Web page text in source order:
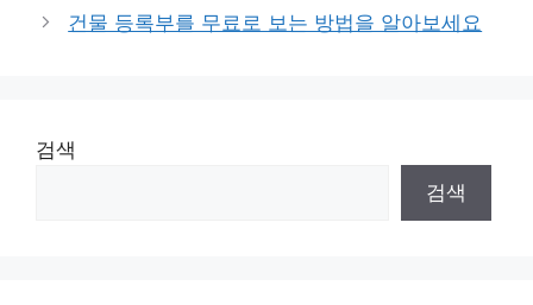
건물 등록부를 무료로 보는 방법을 알아보세요
검색
검색